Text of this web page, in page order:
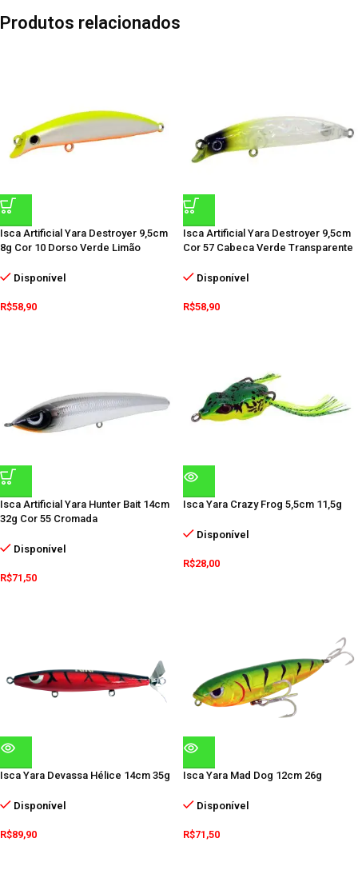
Produtos relacionados
Isca Artificial Yara Destroyer 9,5cm
8g Cor 10 Dorso Verde Limão
Disponível
R$58,90
Isca Artificial Yara Destroyer 9,5cm
Cor 57 Cabeca Verde Transparente
Disponível
R$58,90
Isca Artificial Yara Hunter Bait 14cm
32g Cor 55 Cromada
Disponível
R$71,50
Isca Yara Crazy Frog 5,5cm 11,5g
Disponível
R$28,00
Isca Yara Devassa Hélice 14cm 35g
Disponível
R$89,90
Isca Yara Mad Dog 12cm 26g
Disponível
R$71,50